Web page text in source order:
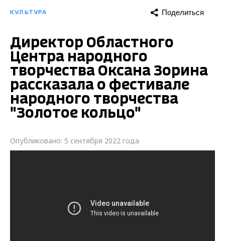
КУЛЬТУРА Поделиться
Директор Областного
Центра народного
творчества Оксана Зорина
рассказала о фестивале
народного творчества
"Золотое кольцо"
Опубликовано: 5 сентября 2022 года